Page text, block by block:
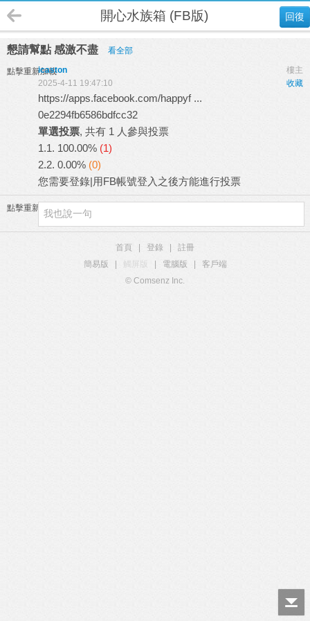
回復
開心水族箱 (FB版)
懇請幫點 感激不盡 看全部
點擊重新加載 樓主
icaston
收藏
2025-4-11 19:47:10
https://apps.facebook.com/happyf ...
0e2294fb6586bdfcc32
單選投票, 共有 1 人參與投票
1.1. 100.00% (1)
2.2. 0.00% (0)
您需要登錄|用FB帳號登入 之後方能進行投票
點擊重新加載
首頁 登錄
註冊
簡易版
觸屏版 電腦版
客戶端
© Comsenz Inc.